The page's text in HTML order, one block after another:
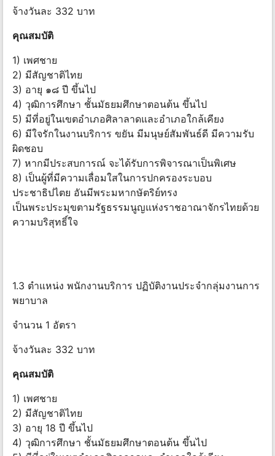
จ้างวันละ 332 บาท
คุณสมบัติ
1) เพศชาย
2) มีสัญชาติไทย
3) อายุ ๑๘ ปี ขึ้นไป
4) วุฒิการศึกษา ชั้นมัธยมศึกษาตอนต้น ขึ้นไป
5) มีที่อยู่ในเขตอำเภอศิลาลาดและอำเภอใกล้เคียง
6) มีใจรักในงานบริการ ขยัน มีมนุษย์สัมพันธ์ดี มีความรับ
ผิดชอบ
7) หากมีประสบการณ์ จะได้รับการพิจารณาเป็นพิเศษ
8) เป็นผู้ที่มีความเลื่อมใสในการปกครองระบอบ
ประชาธิปไตย อันมีพระมหากษัตริย์ทรง
เป็นพระประมุขตามรัฐธรรมนูญแห่งราชอาณาจักรไทยด้วย
ความบริสุทธิ์ใจ
1.3 ตำแหน่ง พนักงานบริการ ปฏิบัติงานประจำกลุ่มงานการ
พยาบาล
จำนวน 1 อัตรา
จ้างวันละ 332 บาท
คุณสมบัติ
1) เพศชาย
2) มีสัญชาติไทย
3) อายุ 18 ปี ขึ้นไป
4) วุฒิการศึกษา ชั้นมัธยมศึกษาตอนต้น ขึ้นไป